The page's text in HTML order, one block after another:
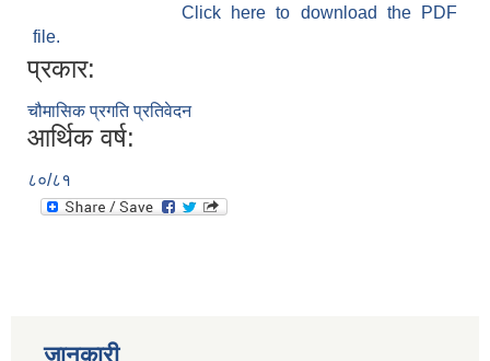
Click here to download the PDF
file.
प्रकार:
चौमासिक प्रगति प्रतिवेदन
आर्थिक वर्ष:
८०/८१
जानकारी